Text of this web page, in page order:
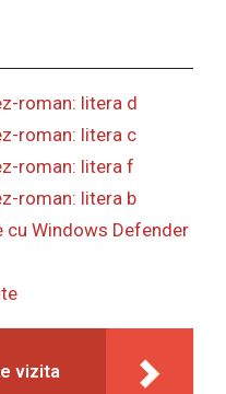
roman: litera d
roman: litera c
roman: litera f
roman: litera b
cu Windows Defender
vizita